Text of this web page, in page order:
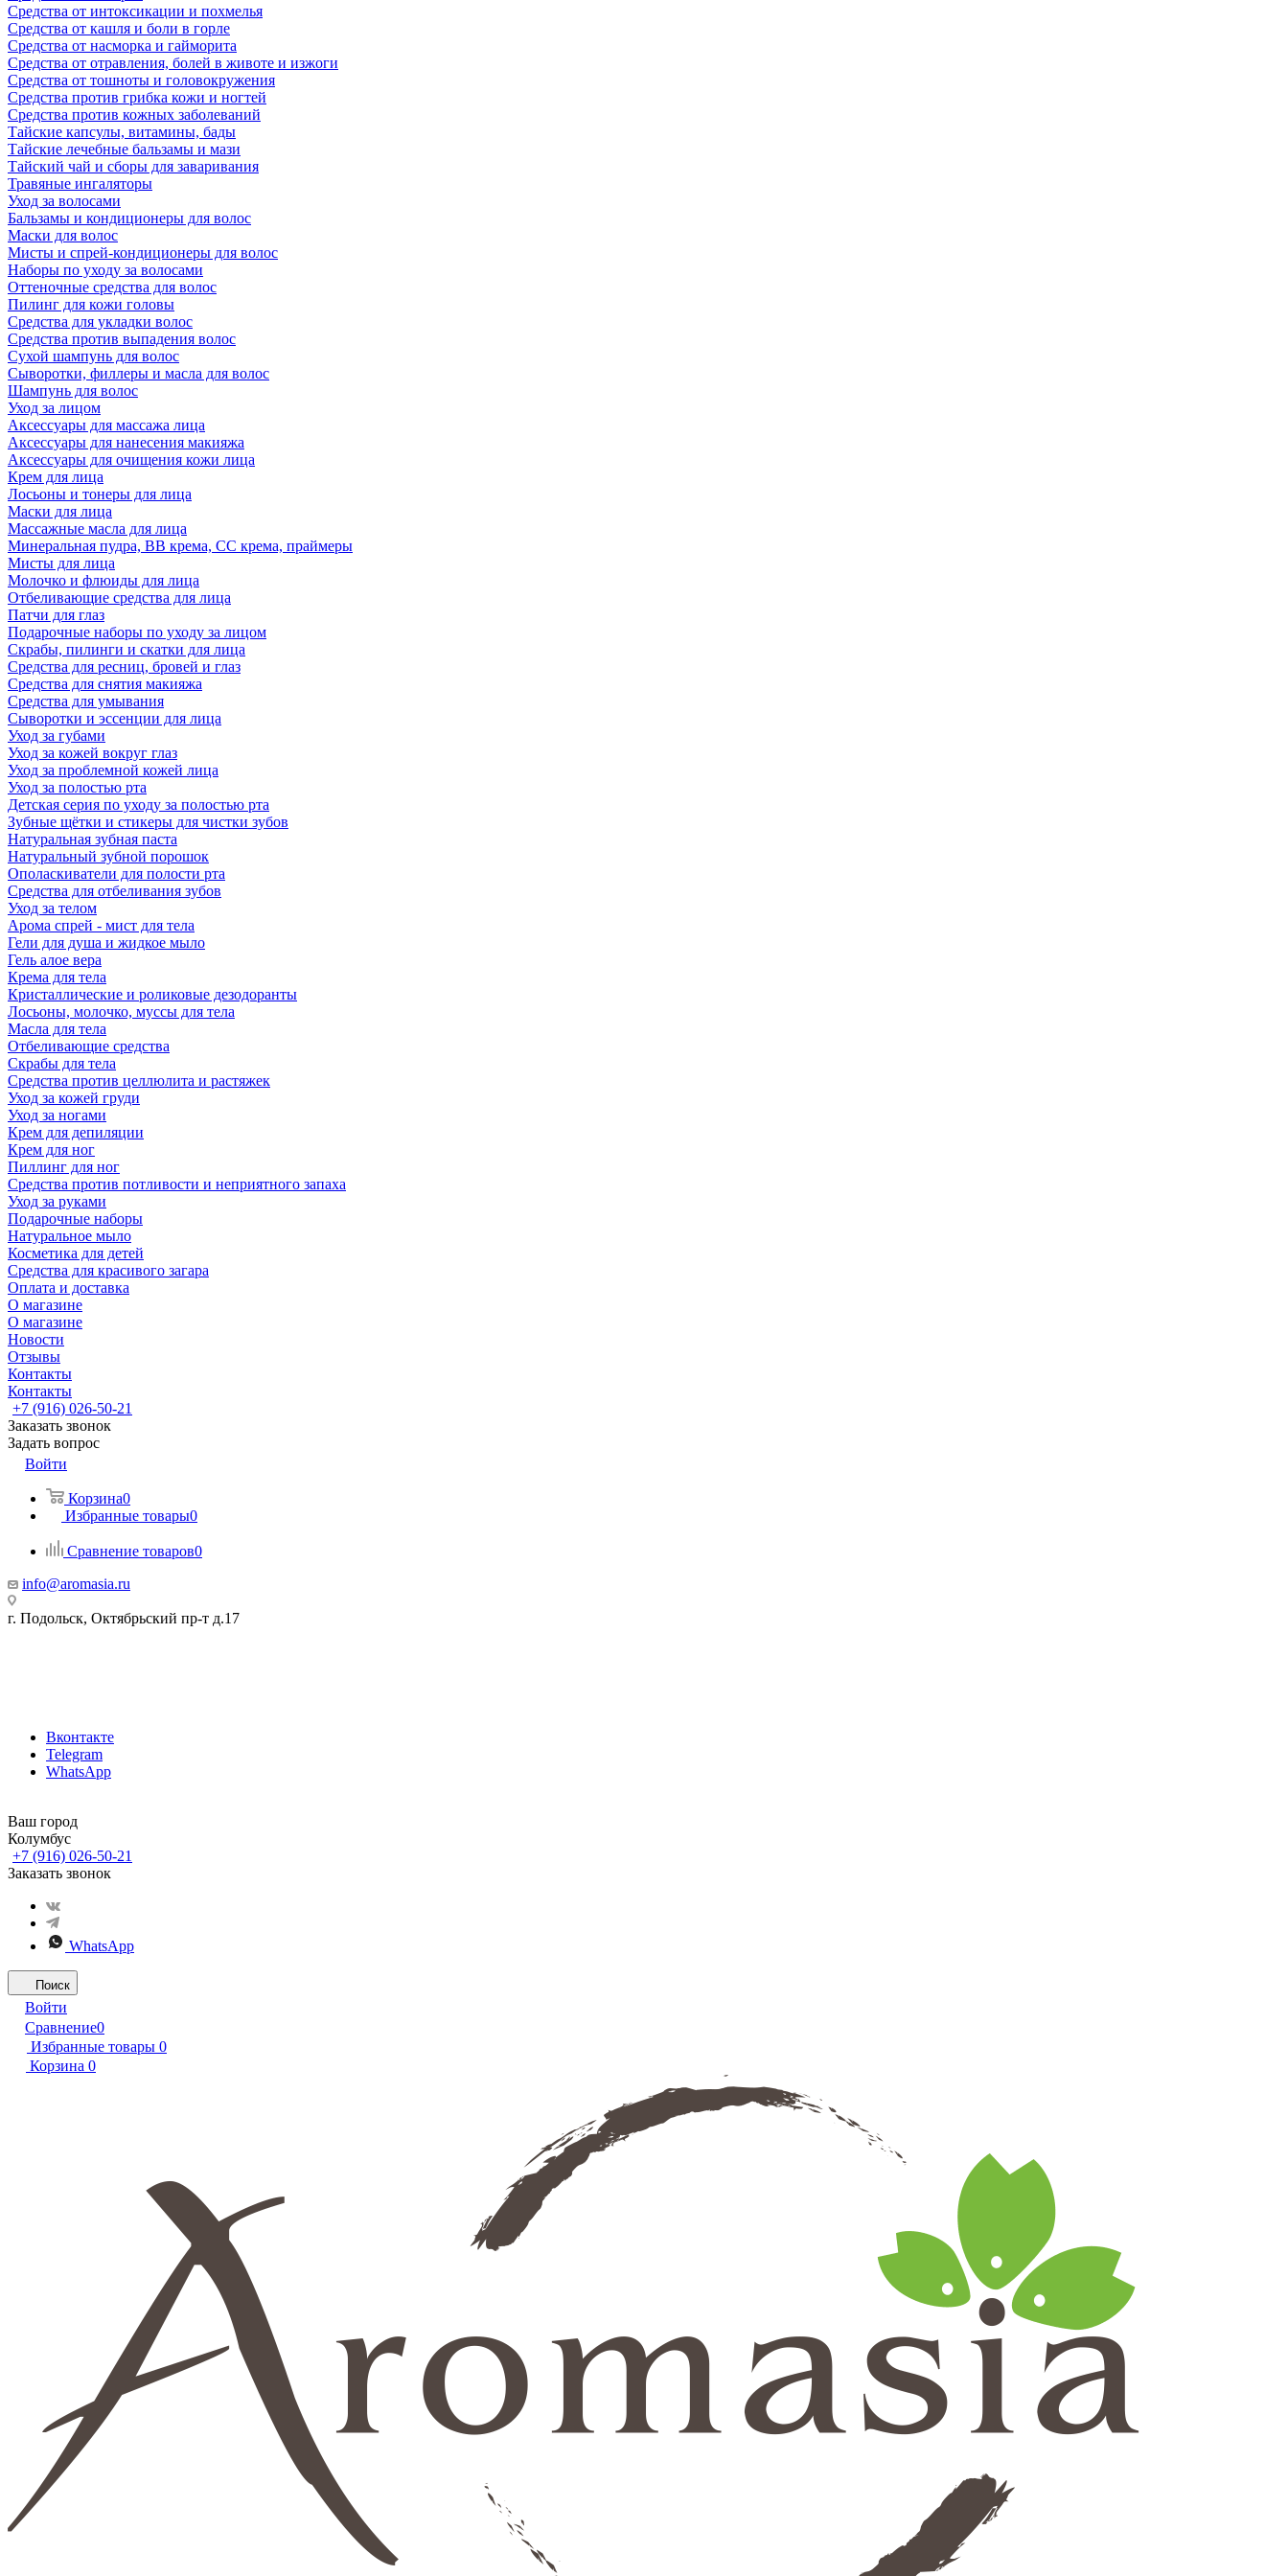
Средства от интоксикации и похмелья
Средства от кашля и боли в горле
Средства от насморка и гайморита
Средства от отравления, болей в животе и изжоги
Средства от тошноты и головокружения
Средства против грибка кожи и ногтей
Средства против кожных заболеваний
Тайские капсулы, витамины, бады
Тайские лечебные бальзамы и мази
Тайский чай и сборы для заваривания
Травяные ингаляторы
Уход за волосами
Бальзамы и кондиционеры для волос
Маски для волос
Мисты и спрей-кондиционеры для волос
Наборы по уходу за волосами
Оттеночные средства для волос
Пилинг для кожи головы
Средства для укладки волос
Средства против выпадения волос
Сухой шампунь для волос
Сыворотки, филлеры и масла для волос
Шампунь для волос
Уход за лицом
Аксессуары для массажа лица
Аксессуары для нанесения макияжа
Аксессуары для очищения кожи лица
Крем для лица
Лосьоны и тонеры для лица
Маски для лица
Массажные масла для лица
Минеральная пудра, BB крема, СС крема, праймеры
Мисты для лица
Молочко и флюиды для лица
Отбеливающие средства для лица
Патчи для глаз
Подарочные наборы по уходу за лицом
Скрабы, пилинги и скатки для лица
Средства для ресниц, бровей и глаз
Средства для снятия макияжа
Средства для умывания
Сыворотки и эссенции для лица
Уход за губами
Уход за кожей вокруг глаз
Уход за проблемной кожей лица
Уход за полостью рта
Детская серия по уходу за полостью рта
Зубные щётки и стикеры для чистки зубов
Натуральная зубная паста
Натуральный зубной порошок
Ополаскиватели для полости рта
Средства для отбеливания зубов
Уход за телом
Арома спрей - мист для тела
Гели для душа и жидкое мыло
Гель алое вера
Крема для тела
Кристаллические и роликовые дезодоранты
Лосьоны, молочко, муссы для тела
Масла для тела
Отбеливающие средства
Скрабы для тела
Средства против целлюлита и растяжек
Уход за кожей груди
Уход за ногами
Крем для депиляции
Крем для ног
Пиллинг для ног
Средства против потливости и неприятного запаха
Уход за руками
Подарочные наборы
Натуральное мыло
Косметика для детей
Средства для красивого загара
Оплата и доставка
О магазине
О магазине
Новости
Отзывы
Контакты
Контакты
+7 (916) 026-50-21
Заказать звонок
Задать вопрос
Войти
Корзина0
Избранные товары0
Сравнение товаров0
info@aromasia.ru
г. Подольск, Октябрьский пр-т д.17
Вконтакте
Telegram
WhatsApp
Ваш город
Колумбус
+7 (916) 026-50-21
Заказать звонок
WhatsApp
Поиск
Войти
Сравнение0
Избранные товары 0
Корзина 0